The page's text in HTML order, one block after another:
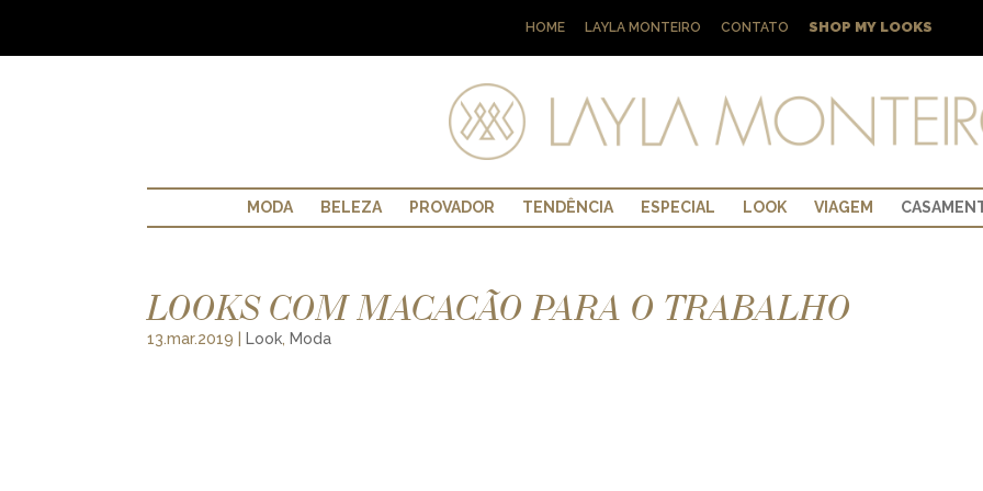
HOME LAYLA MONTEIRO CONTATO SHOP MY LOOKS
MODA BELEZA PROVADOR TENDÊNCIA ESPECIAL LOOK VIAGEM
LOOKS COM MACACÃO PARA O TRABALHO
13.mar.2019 Look, Moda